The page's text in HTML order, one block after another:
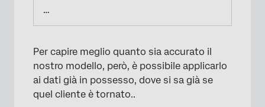
…
Per capire meglio quanto sia accurato il
nostro modello, però, è possibile applicarlo
ai dati già in possesso, dove si sa già se
quel cliente è tornato..